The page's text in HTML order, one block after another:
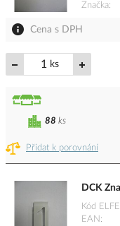
Značka
Cena s DPH
ks
Přidat k porovnání
88 ks
DCK
Kód
EAN